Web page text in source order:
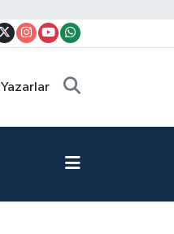
Yazarlar